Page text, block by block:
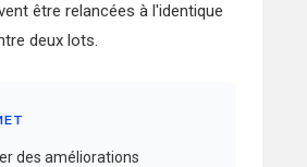
être relancées à l'identique
deux lots.
des améliorations